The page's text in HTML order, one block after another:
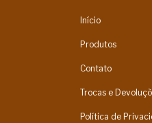
Início
Produtos
Contato
Trocas e
Política de